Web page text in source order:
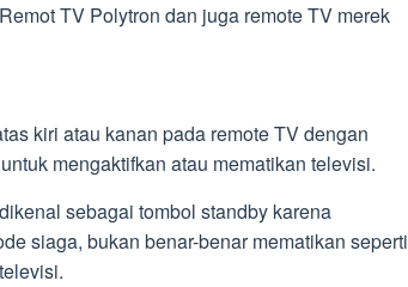
TV Polytron dan juga remote TV merek
kiri atau kanan pada remote TV dengan
mengaktifkan atau mematikan televisi.
sebagai tombol standby karena
siaga, bukan benar-benar mematikan seperti